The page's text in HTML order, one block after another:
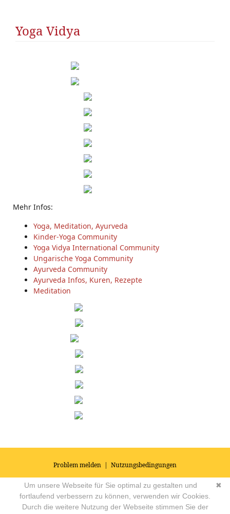
Yoga Vidya
Mehr Infos:
Yoga, Meditation, Ayurveda
Kinder-Yoga Community
Yoga Vidya International Community
Ungarische Yoga Community
Ayurveda Community
Ayurveda Infos, Kuren, Rezepte
Meditation
Problem melden | Nutzungsbedingungen
© 2026Impressum|Datenschutz|AGB's| Yoga Vidya Community -
Forum für Yoga, Meditation und Ayurveda Powered by
✖
Um unsere Webseite für Sie optimal zu gestalten und
fortlaufend verbessern zu können, verwenden wir Cookies.
Durch die weitere Nutzung der Webseite stimmen Sie der